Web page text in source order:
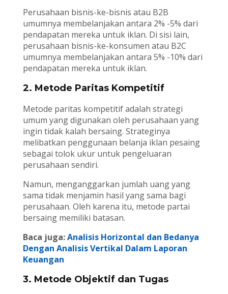
Perusahaan bisnis-ke-bisnis atau B2B
umumnya membelanjakan antara 2% -5% dari
pendapatan mereka untuk iklan. Di sisi lain,
perusahaan bisnis-ke-konsumen atau B2C
umumnya membelanjakan antara 5% -10% dari
pendapatan mereka untuk iklan.
2. Metode Paritas Kompetitif
Metode paritas kompetitif adalah strategi
umum yang digunakan oleh perusahaan yang
ingin tidak kalah bersaing. Strateginya
melibatkan penggunaan belanja iklan pesaing
sebagai tolok ukur untuk pengeluaran
perusahaan sendiri.
Namun, menganggarkan jumlah uang yang
sama tidak menjamin hasil yang sama bagi
perusahaan. Oleh karena itu, metode partai
bersaing memiliki batasan.
Baca juga:Analisis Horizontal dan Bedanya
Dengan Analisis Vertikal Dalam Laporan
Keuangan
3. Metode Objektif dan Tugas